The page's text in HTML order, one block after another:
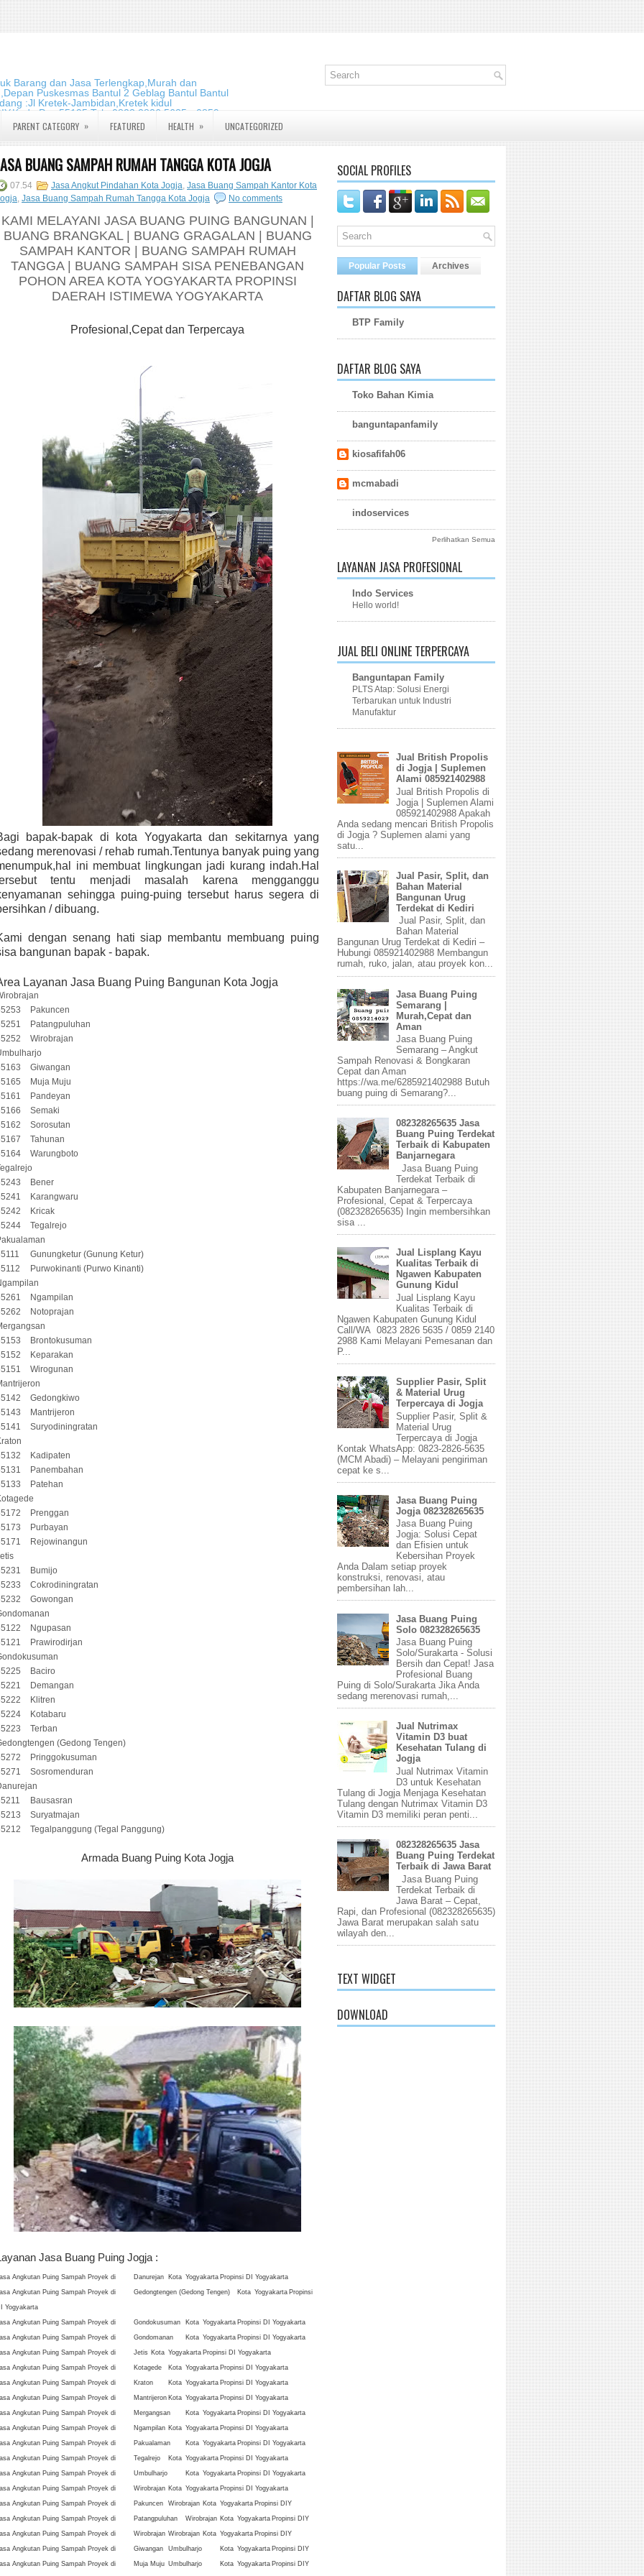
Barang dan Jasa Terlengkap,Murah dan
Puskesmas Bantul 2 Geblag Bantul Bantul
:Jl Kretek-Jambidan,Kretek kidul
Pos:55195 Telp:0823 2826 5635 - 0859
PARENT CATEGORY » FEATURED HEALTH » UNCATEGORIZED
BUANG SAMPAH RUMAH TANGGA KOTA JOGJA
07.54 Jasa Angkut Pindahan Kota Jogja, Jasa Buang Sampah Kantor Kota
, Jasa Buang Sampah Rumah Tangga Kota Jogja No comments
KAMI MELAYANI JASA BUANG PUING BANGUNAN |
BUANG BRANGKAL | BUANG GRAGALAN | BUANG
SAMPAH KANTOR | BUANG SAMPAH RUMAH
TANGGA | BUANG SAMPAH SISA PENEBANGAN
POHON AREA KOTA YOGYAKARTA PROPINSI
DAERAH ISTIMEWA YOGYAKARTA
Profesional,Cepat dan Terpercaya
bapak-bapak di kota Yogyakarta dan sekitarnya yang
merenovasi / rehab rumah.Tentunya banyak puing yang
ini membuat lingkungan jadi kurang indah.Hal
tentu menjadi masalah karena mengganggu
sehingga puing-puing tersebut harus segera di
/ dibuang.
dengan senang hati siap membantu membuang puing
bangunan bapak - bapak.
Layanan Jasa Buang Puing Bangunan Kota Jogja
Pakuncen
Patangpuluhan
Wirobrajan
Giwangan
Muja Muju
Pandeyan
Semaki
Sorosutan
Tahunan
Warungboto
Bener
Karangwaru
Kricak
Tegalrejo
Gunungketur (Gunung Ketur)
Purwokinanti (Purwo Kinanti)
Ngampilan
Notoprajan
Brontokusuman
Keparakan
Wirogunan
Gedongkiwo
Mantrijeron
Suryodiningratan
Kadipaten
Panembahan
Patehan
Prenggan
Purbayan
Rejowinangun
Bumijo
Cokrodiningratan
Gowongan
Ngupasan
Prawirodirjan
Baciro
Demangan
Klitren
Kotabaru
Terban
(Gedong Tengen)
Pringgokusuman
Sosromenduran
Bausasran
Suryatmajan
Tegalpanggung (Tegal Panggung)
Armada Buang Puing Kota Jogja
Jasa Buang Puing Jogja :
Angkutan Puing Sampah Proyek di Danurejan Kota Yogyakarta Propinsi DI Yogyakarta
Angkutan Puing Sampah Proyek di Gedongtengen (Gedong Tengen) Kota Yogyakarta Propinsi
Yogyakarta
Angkutan Puing Sampah Proyek di Gondokusuman Kota Yogyakarta Propinsi DI Yogyakarta
Angkutan Puing Sampah Proyek di Gondomanan Kota Yogyakarta Propinsi DI Yogyakarta
Angkutan Puing Sampah Proyek di Jetis Kota Yogyakarta Propinsi DI Yogyakarta
Angkutan Puing Sampah Proyek di Kotagede Kota Yogyakarta Propinsi DI Yogyakarta
Angkutan Puing Sampah Proyek di Kraton Kota Yogyakarta Propinsi DI Yogyakarta
Angkutan Puing Sampah Proyek di Mantrijeron Kota Yogyakarta Propinsi DI Yogyakarta
Angkutan Puing Sampah Proyek di Mergangsan Kota Yogyakarta Propinsi DI Yogyakarta
Angkutan Puing Sampah Proyek di Ngampilan Kota Yogyakarta Propinsi DI Yogyakarta
Angkutan Puing Sampah Proyek di Pakualaman Kota Yogyakarta Propinsi DI Yogyakarta
Angkutan Puing Sampah Proyek di Tegalrejo Kota Yogyakarta Propinsi DI Yogyakarta
Angkutan Puing Sampah Proyek di Umbulharjo Kota Yogyakarta Propinsi DI Yogyakarta
Angkutan Puing Sampah Proyek di Wirobrajan Kota Yogyakarta Propinsi DI Yogyakarta
Angkutan Puing Sampah Proyek di Pakuncen Wirobrajan Kota Yogyakarta Propinsi DIY
Angkutan Puing Sampah Proyek di Patangpuluhan Wirobrajan Kota Yogyakarta Propinsi DIY
Angkutan Puing Sampah Proyek di Wirobrajan Wirobrajan Kota Yogyakarta Propinsi DIY
Angkutan Puing Sampah Proyek di Giwangan Umbulharjo Kota Yogyakarta Propinsi DIY
Angkutan Puing Sampah Proyek di Muja Muju Umbulharjo Kota Yogyakarta Propinsi DIY
SOCIAL PROFILES
Popular Posts Archives
DAFTAR BLOG SAYA
BTP Family
DAFTAR BLOG SAYA
Toko Bahan Kimia
banguntapanfamily
kiosafifah06
mcmabadi
indoservices
Perlihatkan Semua
LAYANAN JASA PROFESIONAL
Indo Services
Hello world!
JUAL BELI ONLINE TERPERCAYA
Banguntapan Family
PLTS Atap: Solusi Energi
Terbarukan untuk Industri
Manufaktur
Jual British Propolis
di Jogja | Suplemen
Alami 085921402988
Jual British Propolis di
Jogja | Suplemen Alami
085921402988 Apakah
Anda sedang mencari British Propolis
di Jogja ? Suplemen alami yang
satu...
Jual Pasir, Split, dan
Bahan Material
Bangunan Urug
Terdekat di Kediri
Jual Pasir, Split, dan
Bahan Material
Bangunan Urug Terdekat di Kediri –
Hubungi 085921402988 Membangun
rumah, ruko, jalan, atau proyek kon...
Jasa Buang Puing
Semarang |
Murah,Cepat dan
Aman
Jasa Buang Puing
Semarang – Angkut
Sampah Renovasi & Bongkaran
Cepat dan Aman
https://wa.me/6285921402988 Butuh
buang puing di Semarang?...
082328265635 Jasa
Buang Puing Terdekat
Terbaik di Kabupaten
Banjarnegara
Jasa Buang Puing
Terdekat Terbaik di
Kabupaten Banjarnegara –
Profesional, Cepat & Terpercaya
(082328265635) Ingin membersihkan
sisa ...
Jual Lisplang Kayu
Kualitas Terbaik di
Ngawen Kabupaten
Gunung Kidul
Jual Lisplang Kayu
Kualitas Terbaik di
Ngawen Kabupaten Gunung Kidul
Call/WA 0823 2826 5635 / 0859 2140
2988 Kami Melayani Pemesanan dan
P...
Supplier Pasir, Split
& Material Urug
Terpercaya di Jogja
Supplier Pasir, Split &
Material Urug
Terpercaya di Jogja
Kontak WhatsApp: 0823-2826-5635
(MCM Abadi) – Melayani pengiriman
cepat ke s...
Jasa Buang Puing
Jogja 082328265635
Jasa Buang Puing
Jogja: Solusi Cepat
dan Efisien untuk
Kebersihan Proyek
Anda Dalam setiap proyek
konstruksi, renovasi, atau
pembersihan lah...
Jasa Buang Puing
Solo 082328265635
Jasa Buang Puing
Solo/Surakarta - Solusi
Bersih dan Cepat! Jasa
Profesional Buang
Puing di Solo/Surakarta Jika Anda
sedang merenovasi rumah,...
Jual Nutrimax
Vitamin D3 buat
Kesehatan Tulang di
Jogja
Jual Nutrimax Vitamin
D3 untuk Kesehatan
Tulang di Jogja Menjaga Kesehatan
Tulang dengan Nutrimax Vitamin D3
Vitamin D3 memiliki peran penti...
082328265635 Jasa
Buang Puing Terdekat
Terbaik di Jawa Barat
Jasa Buang Puing
Terdekat Terbaik di
Jawa Barat – Cepat,
Rapi, dan Profesional (082328265635)
Jawa Barat merupakan salah satu
wilayah den...
TEXT WIDGET
DOWNLOAD